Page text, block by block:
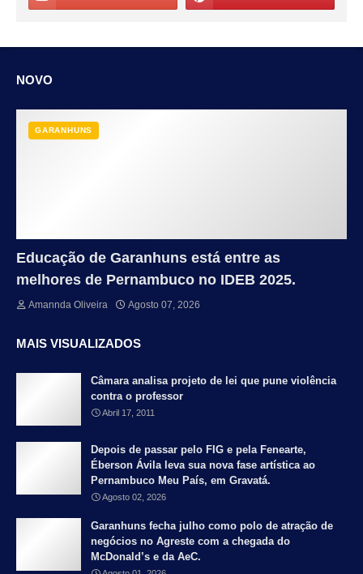
NOVO
GARANHUNS
Educação de Garanhuns está entre as
melhores de Pernambuco no IDEB 2025.
Amannda Oliveira Agosto 07, 2026
MAIS VISUALIZADOS
Câmara analisa projeto de lei que pune violência
contra o professor
Abril 17, 2011
Depois de passar pelo FIG e pela Fenearte,
Éberson Ávila leva sua nova fase artística ao
Pernambuco Meu País, em Gravatá.
Agosto 02, 2026
Garanhuns fecha julho como polo de atração de
negócios no Agreste com a chegada do
McDonald’s e da AeC.